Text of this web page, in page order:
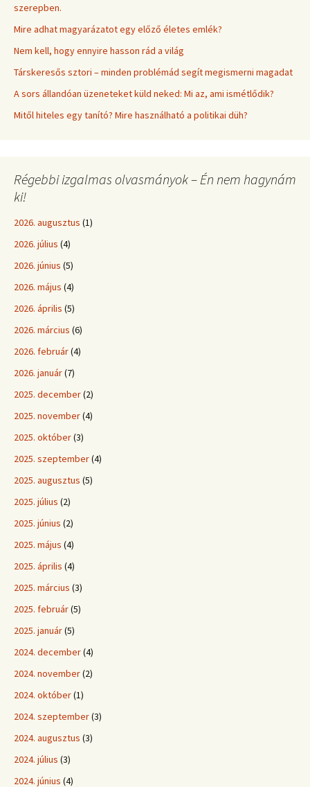
szerepben.
Mire adhat magyarázatot egy előző életes emlék?
Nem kell, hogy ennyire hasson rád a világ
Társkeresős sztori – minden problémád segít megismerni magadat
A sors állandóan üzeneteket küld neked: Mi az, ami ismétlődik?
Mitől hiteles egy tanító? Mire használható a politikai düh?
Régebbi izgalmas olvasmányok – Én nem hagynám
ki!
2026. augusztus (1)
2026. július (4)
2026. június (5)
2026. május (4)
2026. április (5)
2026. március (6)
2026. február(4)
2026. január(7)
2025. december(2)
2025. november(4)
2025. október(3)
2025. szeptember(4)
2025. augusztus (5)
2025. július (2)
2025. június (2)
2025. május (4)
2025. április (4)
2025. március (3)
2025. február(5)
2025. január(5)
2024. december(4)
2024. november(2)
2024. október(1)
2024. szeptember(3)
2024. augusztus (3)
2024. július (3)
2024. június (4)